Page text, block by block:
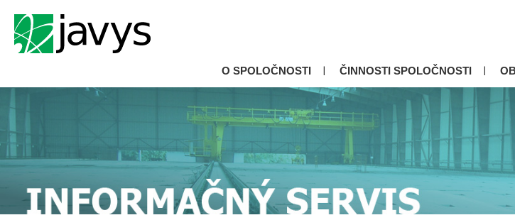
O SPOLOČNOSTI ČINNOSTI SPOLOČNOSTI